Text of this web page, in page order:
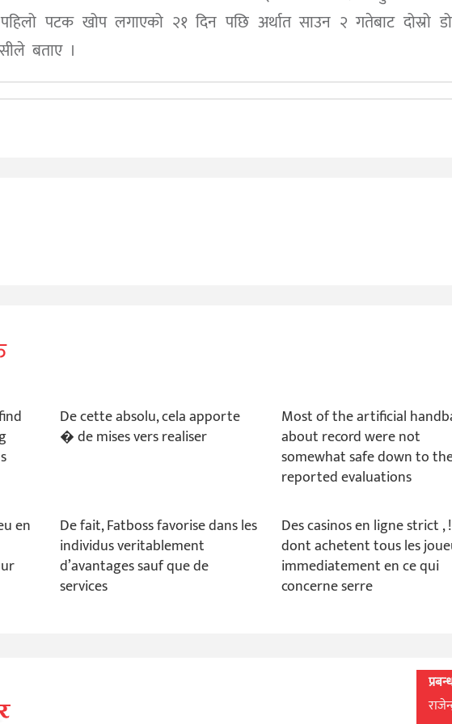
पटक खोप लगाएको २१ दिन पछि अर्थात साउन २ गतेबाट दोस्रो
बताए ।
De cette absolu, cela apporte
� de mises vers realiser
Most of the artificial
about record were not
somewhat safe down to
reported evaluations
en
De fait, Fatboss favorise dans les
individus veritablement
d’avantages sauf que de
services
Des casinos en ligne strict , !
dont achetent tous les
immediatement en ce qui
concerne serre